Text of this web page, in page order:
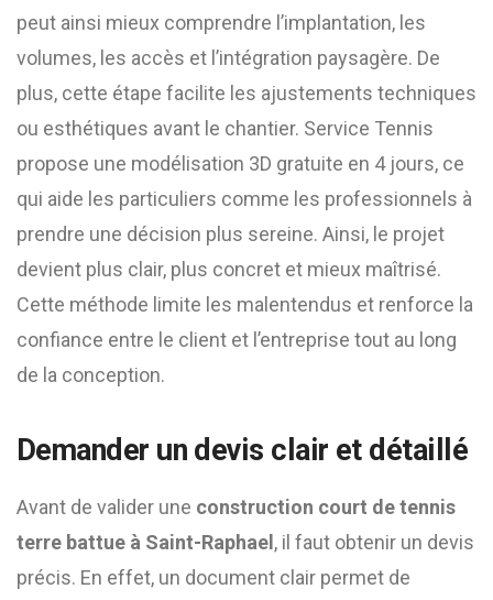
peut ainsi mieux comprendre l’implantation, les
volumes, les accès et l’intégration paysagère. De
plus, cette étape facilite les ajustements techniques
ou esthétiques avant le chantier. Service Tennis
propose une modélisation 3D gratuite en 4 jours, ce
qui aide les particuliers comme les professionnels à
prendre une décision plus sereine. Ainsi, le projet
devient plus clair, plus concret et mieux maîtrisé.
Cette méthode limite les malentendus et renforce la
confiance entre le client et l’entreprise tout au long
de la conception.
Demander un devis clair et détaillé
Avant de valider une construction court de tennis
terre battue à Saint-Raphael , il faut obtenir un devis
précis. En effet, un document clair permet de